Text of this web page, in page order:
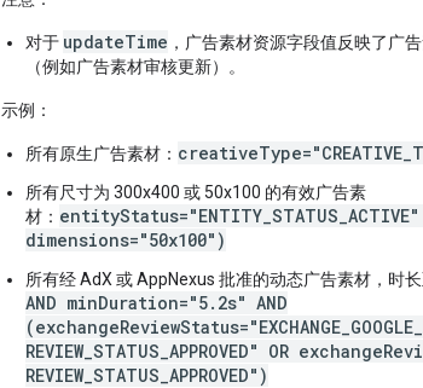
对于 updateTime ，广告素材资源字段值反映了广
（例如广告素材审核更新）。
示例：
所有原生广告素材：
所有尺寸为 300x400 或 50x100 的有效广告素
材：
dimensions="50x100")
所有经 AdX 或 AppNexus 批准的动态广告素材，时长
AND minDuration="5.2s" AND
REVIEW_STATUS_APPROVED" OR
REVIEW_STATUS_APPROVED")